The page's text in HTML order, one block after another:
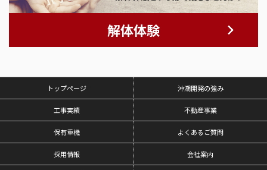
解体体験
トップページ 沖潮開発の強み
工事実績 不動産事業
保有重機 よくあるご質問
採用情報 会社案内